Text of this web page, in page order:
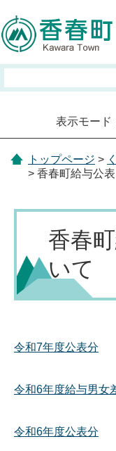
表示モード
トップページ >
> 香春町給与公
香春
いて
令和7年度公表分
令和6年度給与男女
令和6年度公表分